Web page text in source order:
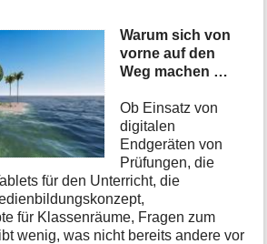
Warum sich von
vorne auf den
Weg machen …
Ob Einsatz von
digitalen
Endgeräten von
Prüfungen, die
für den Unterricht, die
für Klassenräume, Fragen zum
wenig, was nicht bereits andere vor